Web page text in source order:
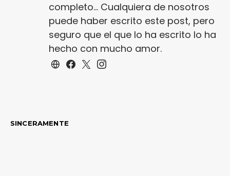
completo... Cualquiera de nosotros
puede haber escrito este post, pero
seguro que el que lo ha escrito lo ha
hecho con mucho amor.
SINCERAMENTE